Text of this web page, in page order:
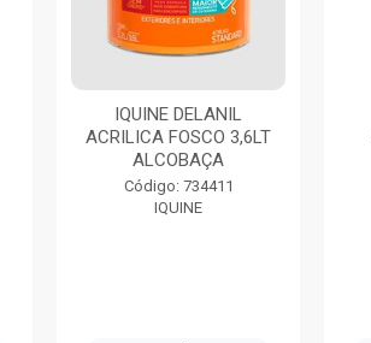
IQUINE DELANIL
ACRILICA FOSCO 3,6LT
ALCOBAÇA
Código: 734411
IQUINE